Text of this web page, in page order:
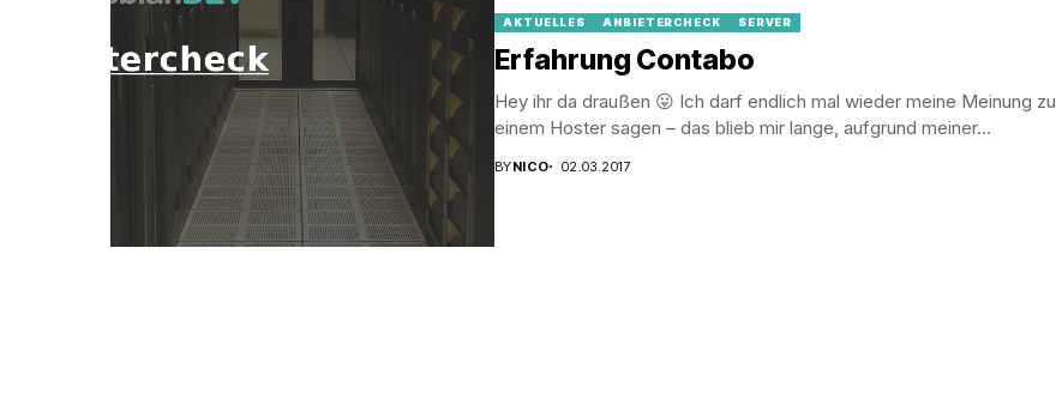
AKTUELLES ANBIETERCHECK SERVER
Erfahrung Contabo
Hey ihr da draußen 😛 Ich darf endlich mal wieder meine Meinung zu
einem Hoster sagen – das blieb mir lange, aufgrund meiner...
BYNICO 02.03.2017